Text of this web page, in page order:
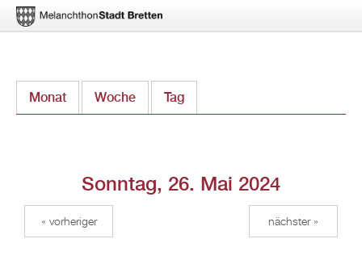
zum
Monat Woche Tag
Sonntag, 26. Mai 2024
« vorheriger nächster »